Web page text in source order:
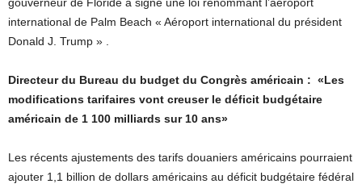
international de Palm Beach « Aéroport international du président
Donald J. Trump » .
Directeur du Bureau du budget du Congrès américain : «Les
modifications tarifaires vont creuser le déficit budgétaire
américain de 1 100 milliards sur 10 ans»
Les récents ajustements des tarifs douaniers américains pourraient
ajouter 1,1 billion de dollars américains au déficit budgétaire fédéral